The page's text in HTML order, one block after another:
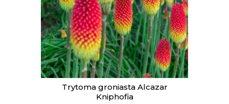
Trytoma groniasta Alcazar
Kniphofia